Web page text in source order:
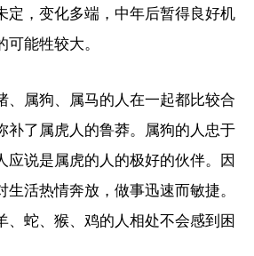
定，变化多端，中年后暂得良好机
能牲较大。
、属狗、属马的人在一起都比较合
补了属虎人的鲁莽。属狗的人忠于
应说是属虎的人的极好的伙伴。因
生活热情奔放，做事迅速而敏捷。
、蛇、猴、鸡的人相处不会感到困